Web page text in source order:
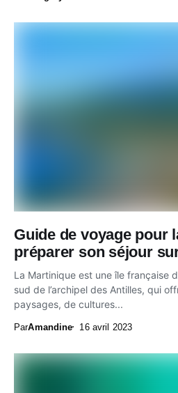
Guide de voyage pour
préparer son séjour
La Martinique est une île française
sud de l’archipel des Antilles, qui
paysages, de cultures...
ParAmandine 16 avril 2023